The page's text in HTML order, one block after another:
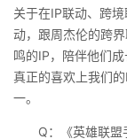
关于在IP联动、跨
动，跟周杰伦的跨
鸣的IP，陪伴他们
真正的喜欢上我们
一。
Q：《英雄联盟手